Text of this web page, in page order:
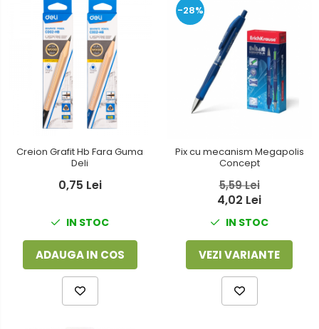
Creion Grafit Hb Fara Guma
Deli
0,75 Lei
IN STOC
ADAUGA IN COS
-28%
Pix cu mecanism Megapolis
Concept
5,59 Lei
4,02 Lei
IN STOC
VEZI VARIANTE